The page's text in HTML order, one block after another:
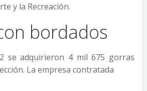
y la Recreación.
bordados
se adquirieron 4 mil 675 gorras
La empresa contratada